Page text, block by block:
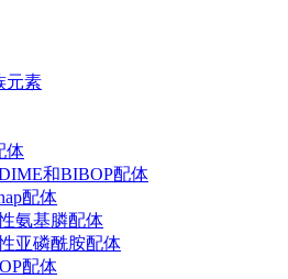
元素
体
和BIBOP配体
配体
氨基膦配体
亚磷酰胺配体
配体